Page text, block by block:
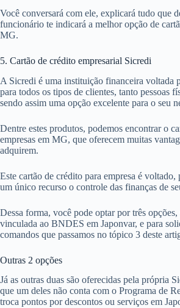
Você conversará com ele, explicará tudo que
funcionário te indicará a melhor opção de
MG.
5. Cartão de crédito empresarial Sicredi
A Sicredi é uma instituição financeira voltada
para todos os tipos de clientes, tanto pessoas
sendo assim uma opção excelente para o seu
Dentre estes produtos, podemos encontrar o
empresas em MG, que oferecem muitas
adquirem.
Este cartão de crédito para empresa é voltado,
um único recurso o controle das finanças de
Dessa forma, você pode optar por três
vinculada ao BNDES em Japonvar, e para
comandos que passamos no tópico 3 deste
Outras 2 opções
Já as outras duas são oferecidas pela própria
que um deles não conta com o Programa de
troca pontos por descontos ou serviços em